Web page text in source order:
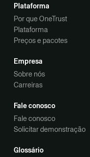
Plataforma
Por que OneTrust
Plataforma
Preços e pacotes
Empresa
Sobre nós
Carreiras
Fale conosco
Fale conosco
Solicitar demonstração
Glossário